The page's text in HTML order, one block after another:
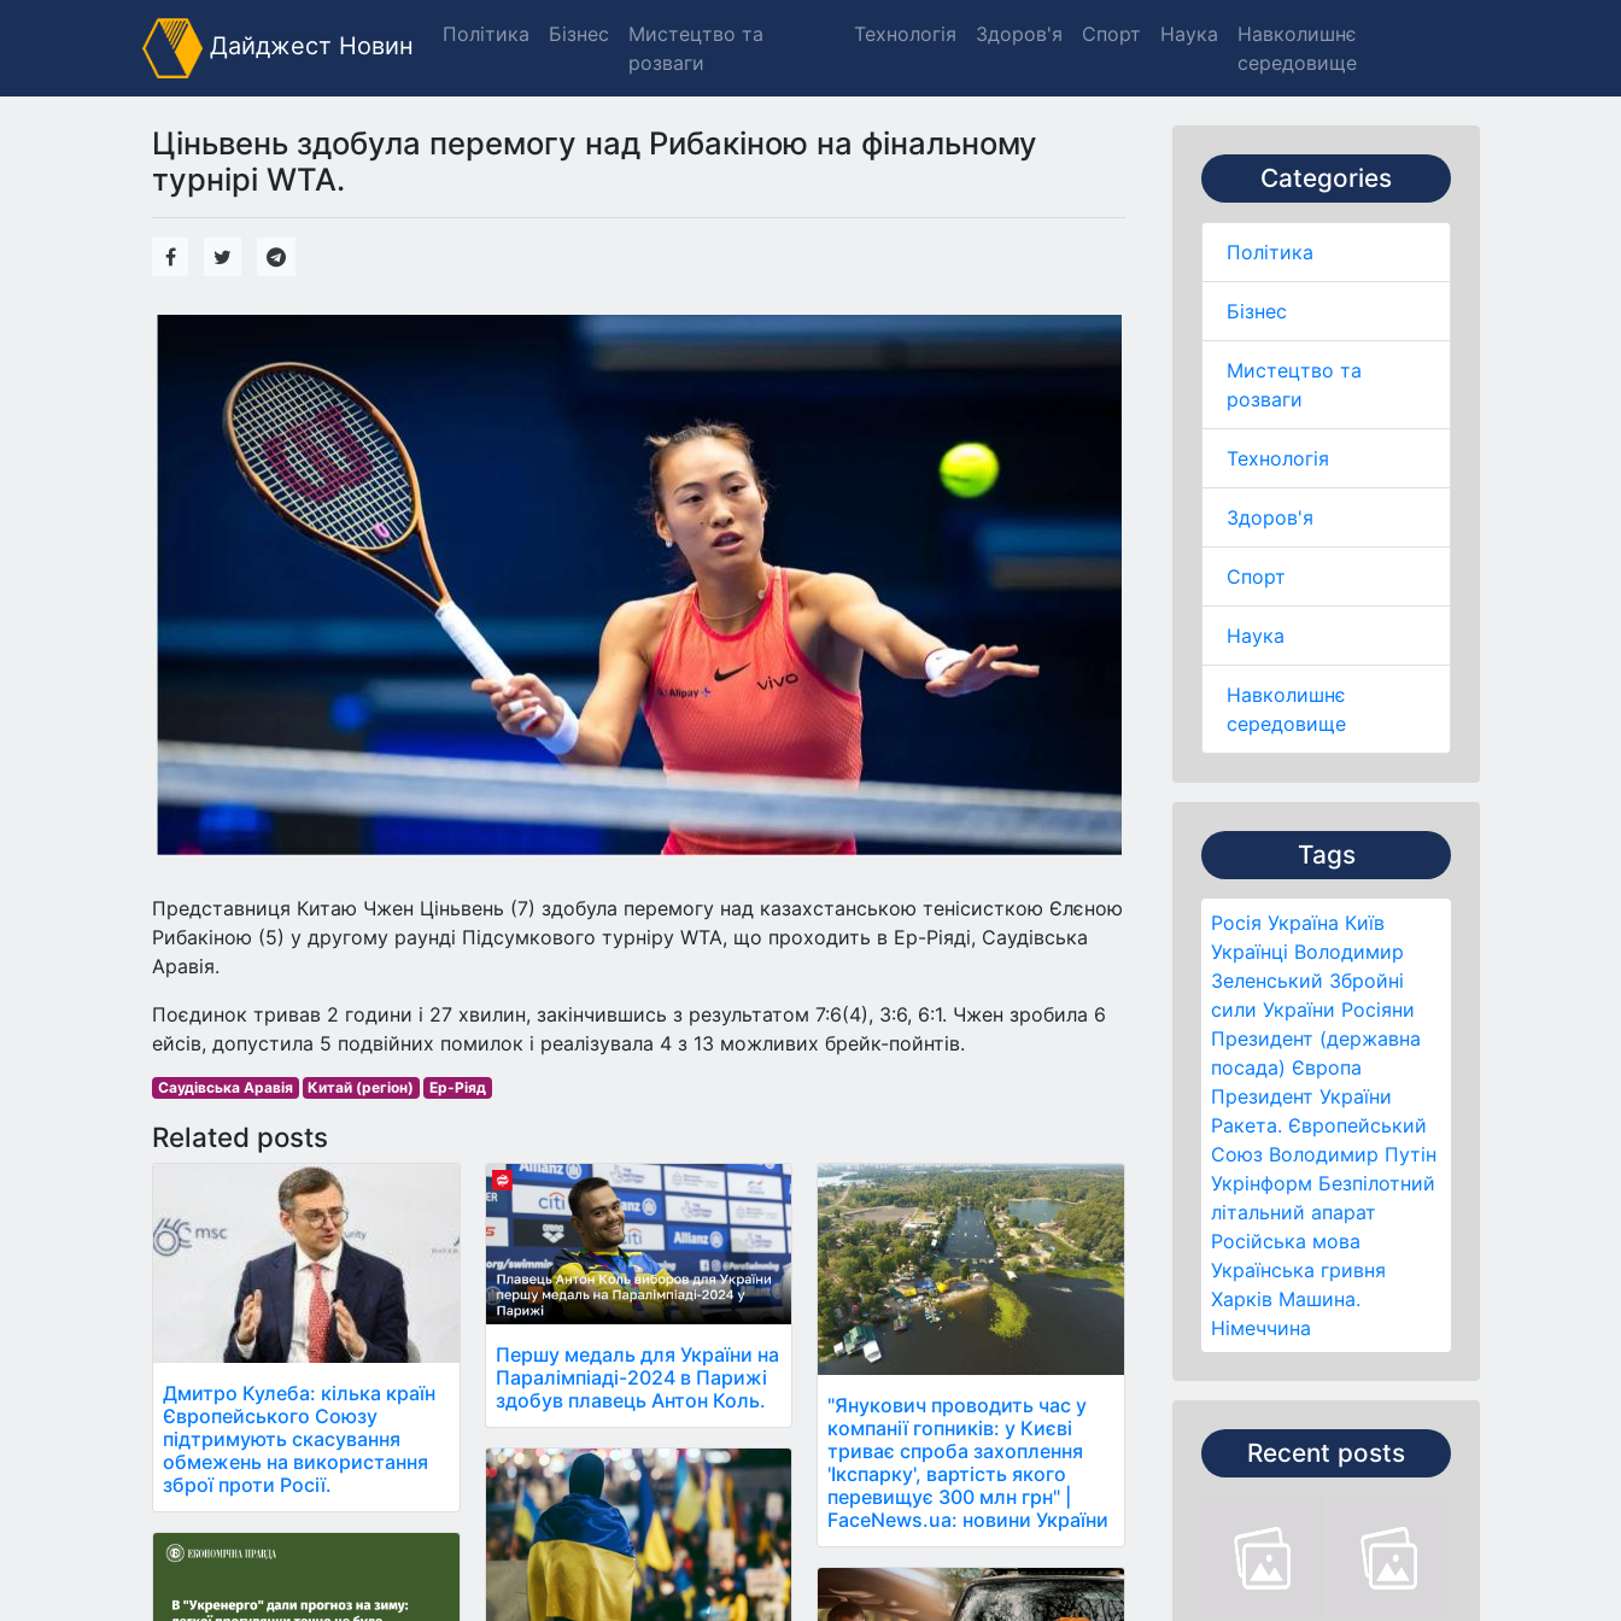
Дайджест Новин Політика Бізнес
Мистецтво та
розваги
Технологія Здоров'я Спорт Наука
Навколишнє
середовище
Categories
Політика
Бізнес
Мистецтво та
розваги
Технологія
Здоров'я
Спорт
Наука
Навколишнє
середовище
Tags
Росія Україна Київ
Українці Володимир
Зеленський Збройні
сили України Росіяни
Президент (державна
посада) Європа
Президент України
Ракета. Європейський
Союз Володимир Путін
Укрінформ Безпілотний
літальний апарат
Російська мова
Українська гривня
Харків Машина.
Німеччина
Recent posts
Ціньвень здобула перемогу над Рибакіною на фінальному
турнірі WTA.
Представниця Китаю Чжен Ціньвень (7) здобула перемогу над казахстанською тенісисткою Єлєною
Рибакіною (5) у другому раунді Підсумкового турніру WTA, що проходить в Ер-Ріяді, Саудівська
Аравія.
Поєдинок тривав 2 години і 27 хвилин, закінчившись з результатом 7:6(4), 3:6, 6:1. Чжен зробила 6
ейсів, допустила 5 подвійних помилок і реалізувала 4 з 13 можливих брейк-пойнтів.
Саудівська Аравія Китай (регіон) Ер-Ріяд
Related posts
Дмитро Кулеба: кілька країн
Європейського Союзу
підтримують скасування
обмежень на використання
зброї проти Росії.
Першу медаль для України на
Паралімпіаді-2024 в Парижі
здобув плавець Антон Коль.
"Янукович проводить час у
компанії гопників: у Києві
триває спроба захоплення
'Ікспарку', вартість якого
перевищує 300 млн грн" |
FaceNews.ua: новини України